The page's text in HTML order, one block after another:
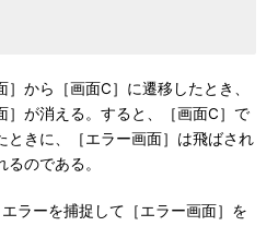
から［画面C］に遷移したとき、
］が消える。すると、［画面C］で
ときに、［エラー画面］は飛ばされ
のである。
ラーを捕捉して［エラー画面］を